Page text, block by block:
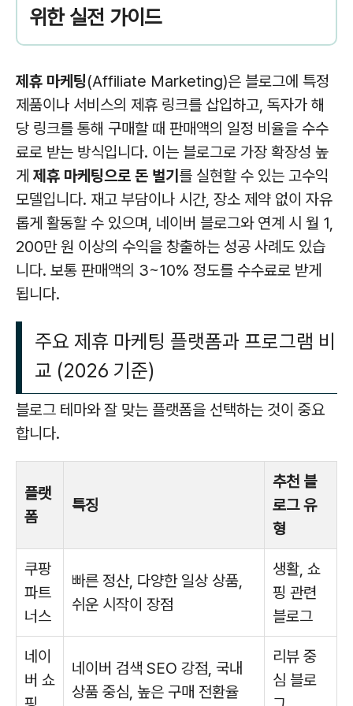
위한 실전 가이드
제휴 마케팅(Affiliate Marketing)은 블로그에 특정
제품이나 서비스의 제휴 링크를 삽입하고, 독자가 해
당 링크를 통해 구매할 때 판매액의 일정 비율을 수수
료로 받는 방식입니다. 이는 블로그로 가장 확장성 높
게 제휴 마케팅으로 돈 벌기 를 실현할 수 있는 고수익
모델입니다. 재고 부담이나 시간, 장소 제약 없이 자유
롭게 활동할 수 있으며, 네이버 블로그와 연계 시 월 1,
200만 원 이상의 수익을 창출하는 성공 사례도 있습
니다. 보통 판매액의 3~10% 정도를 수수료로 받게
됩니다.
주요 제휴 마케팅 플랫폼과 프로그램 비
교 (2026 기준)
블로그 테마와 잘 맞는 플랫폼을 선택하는 것이 중요
합니다.
플랫
폼
특징
추천 블
로그 유
형
쿠팡
파트
너스
빠른 정산, 다양한 일상 상품,
쉬운 시작이 장점
생활, 쇼
핑 관련
블로그
네이
버 쇼
네이버 검색 SEO 강점, 국내
상품 중심, 높은 구매 전환율
리뷰 중
심 블로